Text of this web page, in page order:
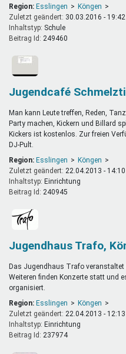
Region: Esslingen
Köngen
Zuletzt geändert: 30.03.2016 - 19:42
Inhaltstyp:
schule
Beitrag Id: 249460
Jugendcafé
Man kann Leute treffen, Reden,
Party machen, Kickern und Billard
Kickers ist kostenlos. Zur freien
DJ-Pult.
Region: Esslingen
Köngen
Zuletzt geändert: 22.04.2013 - 14:10
Inhaltstyp:
einrichtung
Beitrag Id: 240945
Jugendhaus Trafo,
Das Jugendhaus Trafo
Weiteren finden Konzerte statt und
organisiert.
Region: Esslingen
Köngen
Zuletzt geändert: 22.04.2013 - 12:13
Inhaltstyp:
einrichtung
Beitrag Id: 237974